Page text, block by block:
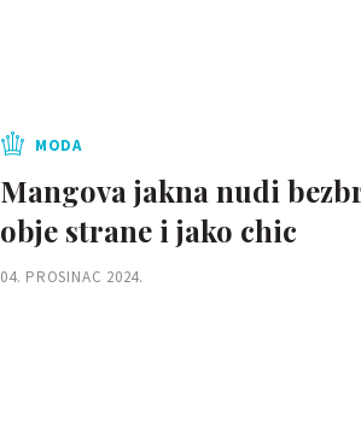
MODA
Mangova jakna nudi
obje strane i jako chic
04. PROSINAC 2024.